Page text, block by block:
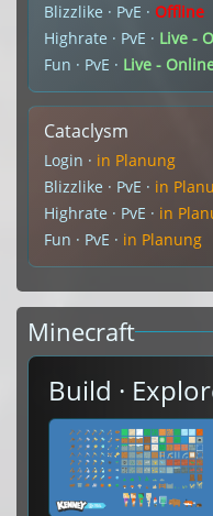
Blizzlike · PvE · Offline
Highrate · PvE · Live -
Fun · PvE · Live -
Cataclysm
Login · in Planung
Blizzlike · PvE · in
Highrate · PvE · in
Fun · PvE · in Planung
Minecraft
Build ·